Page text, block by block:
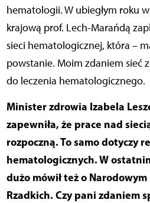
hematologii. W ubiegłym roku
krajową prof. Lech-Marańdą
sieci hematologicznej, która –
powstanie. Moim zdaniem sieć
do leczenia hematologicznego.
Minister zdrowia Izabela
zapewniła, że prace nad
rozpoczną. To samo dotyczy
hematologicznych. W
dużo mówił też o
Rzadkich. Czy pani zdaniem